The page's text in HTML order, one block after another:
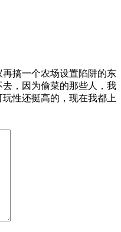
搞一个农场设置陷阱的东
，因为偷菜的那些人，我
性还挺高的，现在我都上